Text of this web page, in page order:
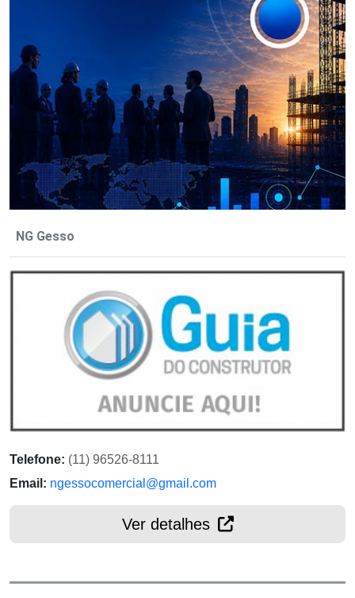
NG Gesso
Telefone: (11) 96526-8111
Email: ngessocomercial@gmail.com
Ver detalhes